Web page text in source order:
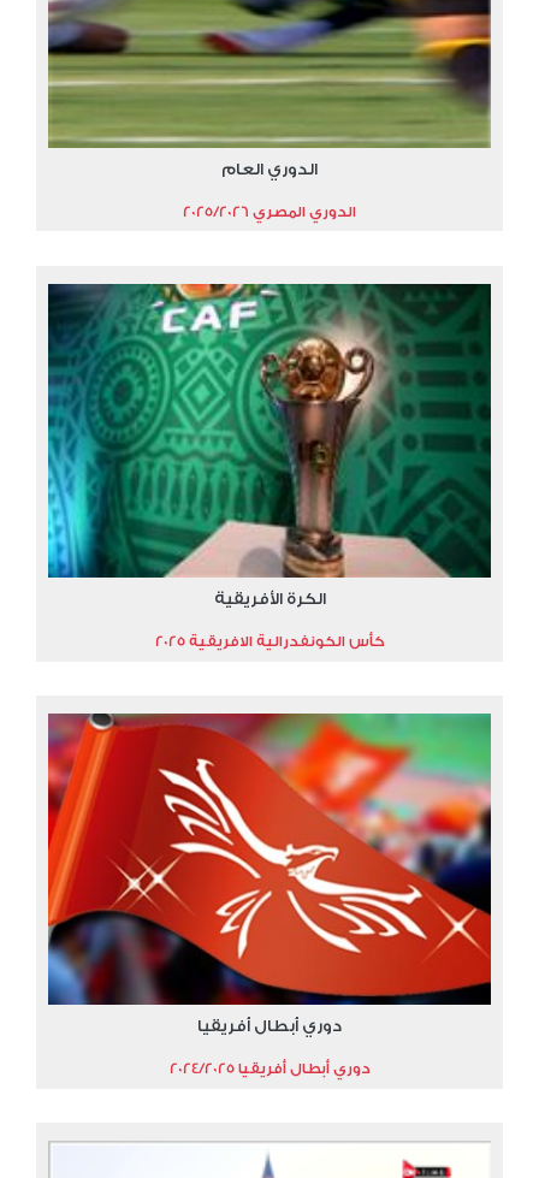
الدوري العام
الدوري المصري 2025/2026
الكرة الأفريقية
كأس الكونفدرالية الافريقية 2025
دوري أبطال أفريقيا
دوري أبطال أفريقيا 2024/2025